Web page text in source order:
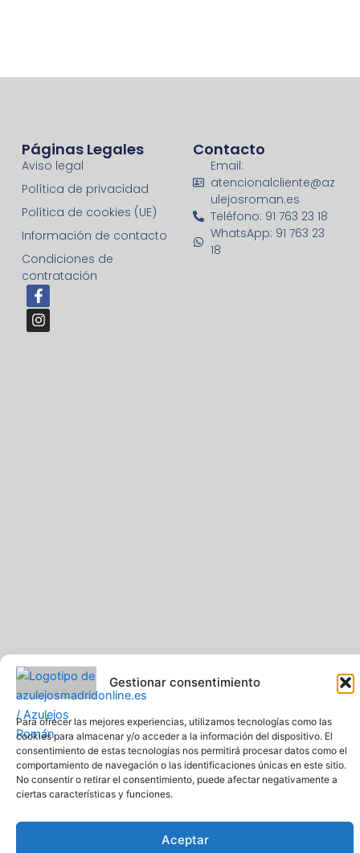
Gestionar consentimiento
Para ofrecer las mejores experiencias, utilizamos tecnologías como las
cookies para almacenar y/o acceder a la información del dispositivo. El
consentimiento de estas tecnologías nos permitirá procesar datos como el
comportamiento de navegación o las identificaciones únicas en este sitio.
No consentir o retirar el consentimiento, puede afectar negativamente a
ciertas características y funciones.
Aceptar
Páginas Legales
Aviso legal
Política de privacidad
Política de cookies (UE)
Información de contacto
Condiciones de
contratación
Contacto
Email:
atencionalcliente@az
ulejosroman.es
Teléfono: 91 763 23 18
WhatsApp: 91 763 23
18
F
a
c
e
I
n
s
t
Pavimentos y Azulejos Román S.L.. Todos los derechos
reservados
Web creada y diseñada por Pavimentos y Azulejos Román S.L
Comprar azulejos online baratos y de calidad